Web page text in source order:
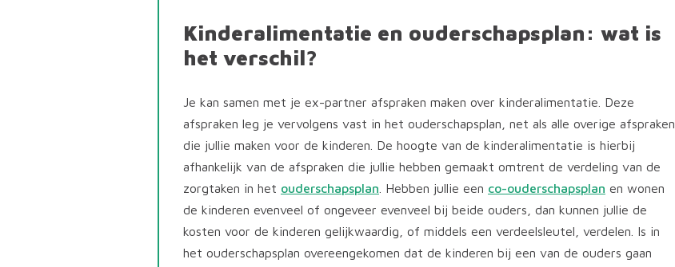
Kinderalimentatie en ouderschapsplan: wat is
het verschil?
Je kan samen met je ex-partner afspraken maken over kinderalimentatie. Deze
afspraken leg je vervolgens vast in het ouderschapsplan, net als alle overige afspraken
die jullie maken voor de kinderen. De hoogte van de kinderalimentatie is hierbij
afhankelijk van de afspraken die jullie hebben gemaakt omtrent de verdeling van de
zorgtaken in het ouderschapsplan . Hebben jullie een co-ouderschapsplan en wonen
de kinderen evenveel of ongeveer evenveel bij beide ouders, dan kunnen jullie de
kosten voor de kinderen gelijkwaardig, of middels een verdeelsleutel, verdelen. Is in
het ouderschapsplan overeengekomen dat de kinderen bij een van de ouders gaan